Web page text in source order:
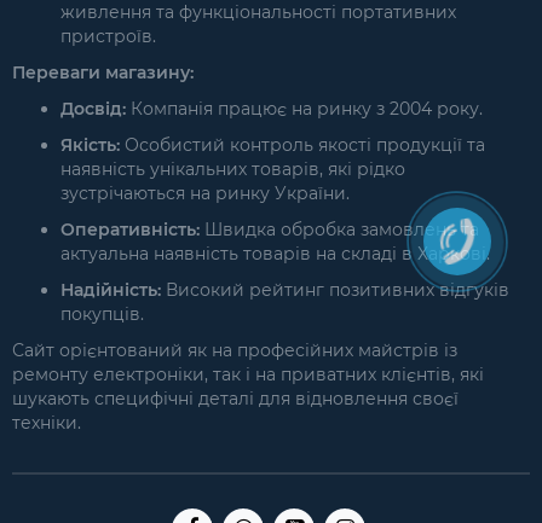
живлення та функціональності портативних
пристроїв.
Переваги магазину:
Досвід: Компанія працює на ринку з 2004 року.
Якість: Особистий контроль якості продукції та
наявність унікальних товарів, які рідко
зустрічаються на ринку України.
Оперативність: Швидка обробка замовлень та
актуальна наявність товарів на складі в Харкові.
Надійність: Високий рейтинг позитивних відгуків
покупців.
Сайт орієнтований як на професійних майстрів із
ремонту електроніки, так і на приватних клієнтів, які
шукають специфічні деталі для відновлення своєї
техніки.